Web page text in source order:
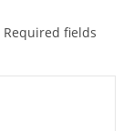
Required fields